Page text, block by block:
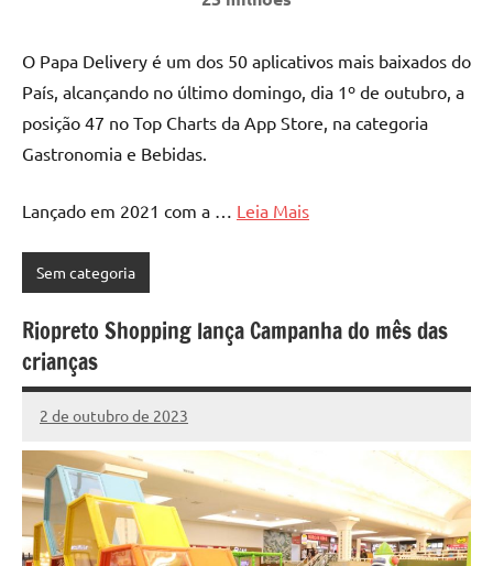
O Papa Delivery é um dos 50 aplicativos mais baixados do
País, alcançando no último domingo, dia 1º de outubro, a
posição 47 no Top Charts da App Store, na categoria
Gastronomia e Bebidas.
Lançado em 2021 com a … Leia Mais
Sem categoria
Riopreto Shopping lança Campanha do mês das
crianças
2 de outubro de 2023
Marcelo
Fachin
1
comentário